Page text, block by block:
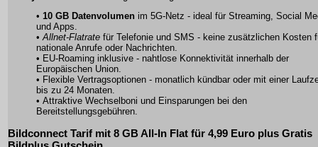
• 10 GB Datenvolumen im 5G-Netz - ideal für Streaming, Social
und Apps.
•Allnet-Flatrate für Telefonie und SMS - keine zusätzlichen Kosten
nationale Anrufe oder Nachrichten.
• EU-Roaming inklusive - nahtlose Konnektivität innerhalb der
Europäischen Union.
• Flexible Vertragsoptionen - monatlich kündbar oder mit einer
bis zu 24 Monaten.
• Attraktive Wechselboni und Einsparungen bei den
Bereitstellungsgebühren.
Bildconnect Tarif mit 8 GB All-In Flat für 4,99 Euro plus Gratis